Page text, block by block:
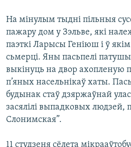
На мінулым тыдні пільныя
пажару дом у Зэльве, які
паэткі Ларысы Геніюш і ў
сьмерці. Яны пасьпелі
выкінуць на двор ахопленую
п’яных насельнікаў хаты.
будынак стаў дзяржаўнай
засялілі выпадковых людзей,
Слонимская”.
11 студзеня сёлета